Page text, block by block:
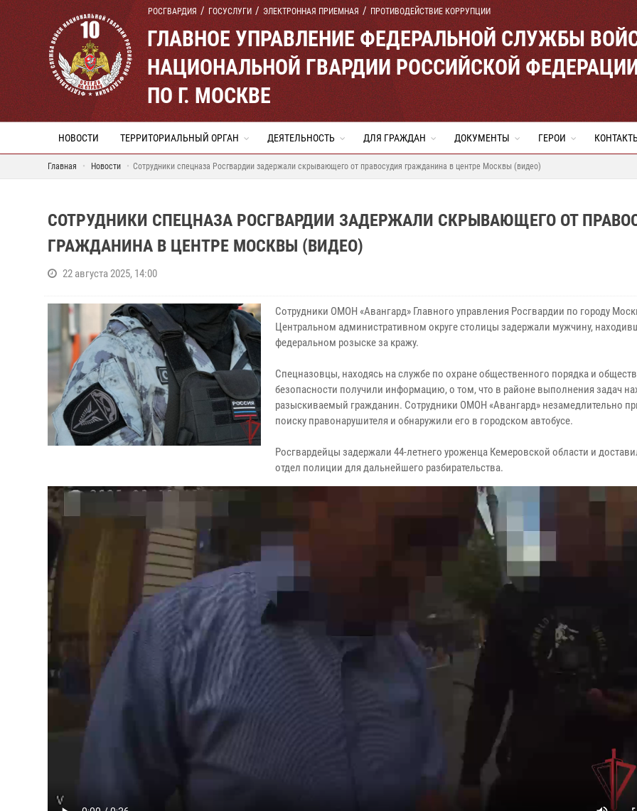
РОСГВАРДИЯ ГОСУСЛУГИ ЭЛЕКТРОННАЯ ПРИЕМНАЯ ПРОТИВОДЕЙСТВИЕ КОРРУПЦИИ
ГЛАВНОЕ УПРАВЛЕНИЕ ФЕДЕРАЛЬНОЙ СЛУЖБЫ
НАЦИОНАЛЬНОЙ ГВАРДИИ РОССИЙСКОЙ
ПО Г. МОСКВЕ
НОВОСТИ ТЕРРИТОРИАЛЬНЫЙ ОРГАН ДЕЯТЕЛЬНОСТЬ ДЛЯ ГРАЖДАН ДОКУМЕНТЫ ГЕРОИ
Главная Новости Сотрудники спецназа Росгвардии задержали скрывающего от правосудия гражданина в центре Москвы (видео)
СОТРУДНИКИ СПЕЦНАЗА РОСГВАРДИИ ЗАДЕРЖАЛИ СКРЫВАЮЩЕГО ОТ
ГРАЖДАНИНА В ЦЕНТРЕ МОСКВЫ (ВИДЕО)
22 августа 2025, 14:00
Сотрудники ОМОН «Авангард» Главного управления Росгвардии по городу
Центральном административном округе столицы задержали мужчину,
федеральном розыске за кражу.
Спецназовцы, находясь на службе по охране общественного порядка и
безопасности получили информацию, о том, что в районе выполнения задач
разыскиваемый гражданин. Сотрудники ОМОН «Авангард» незамедлительно
поиску правонарушителя и обнаружили его в городском автобусе.
Росгвардейцы задержали 44-летнего уроженца Кемеровской области и
отдел полиции для дальнейшего разбирательства.